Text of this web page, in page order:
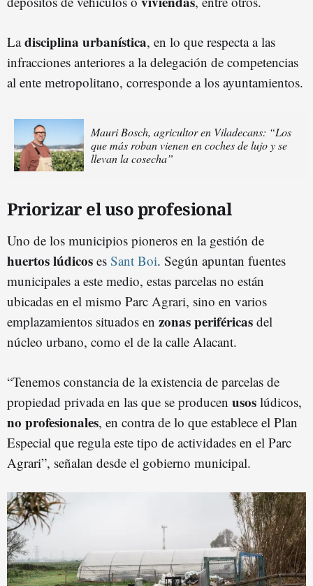
Ladisciplina urbanística, en lo que respecta a las
infracciones anteriores a la delegación de competencias
al ente metropolitano, corresponde a los ayuntamientos.
Mauri Bosch, agricultor en Viladecans: “Los
que más roban vienen en coches de lujo y se
llevan la cosecha”
Priorizar el uso profesional
Uno de los municipios pioneros en la gestión de
huertos lúdicos es Sant Boi. Según apuntan fuentes
municipales a este medio, estas parcelas no están
ubicadas en el mismo Parc Agrari, sino en varios
emplazamientos situados en zonas periféricas del
núcleo urbano, como el de la calle Alacant.
“Tenemos constancia de la existencia de parcelas de
propiedad privada en las que se producen usos lúdicos,
no profesionales, en contra de lo que establece el Plan
Especial que regula este tipo de actividades en el Parc
Agrari”, señalan desde el gobierno municipal.